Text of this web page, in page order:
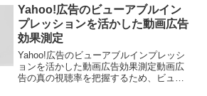
す。効果的な広告展開を目指すための情
報が満載です。
Yahoo!広告のビューアブルイン
プレッションを活かした動画広告
効果測定
Yahoo!広告のビューアブルインプレッシ
ョンを活かした動画広告効果測定動画広
告の真の視聴率を把握するため、ビュー